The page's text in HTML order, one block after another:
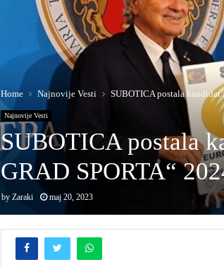
Home Najnovije Vesti SUBOTICA postala kandidat
Najnovije Vesti
SUBOTICA postala
GRAD SPORTA“
by Zaraki maj 20, 2023